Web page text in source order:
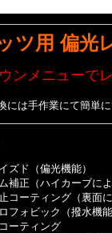
ツ用 偏光
ンメニューで
には手作業にて簡単
ズド（偏光機能）
補正（ハイカーブに
コーティング（裏面
フォビック（撥水機能
ーティング